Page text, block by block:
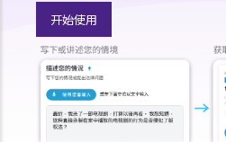
2. 在离婚呈请中，其中一方已被法庭命
支付方后来发现接受方在结婚时已在内
否可以(a)根据新证据撤销判决，(b)请
及(c)请求取消对方获得附属济助的权利
开始使用